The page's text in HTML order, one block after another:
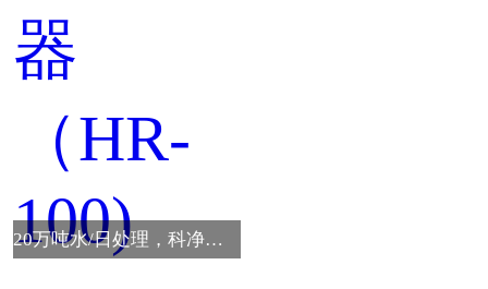
20万吨水/日处理，科净牌二氧化氯自动活化加药器（HR-100)